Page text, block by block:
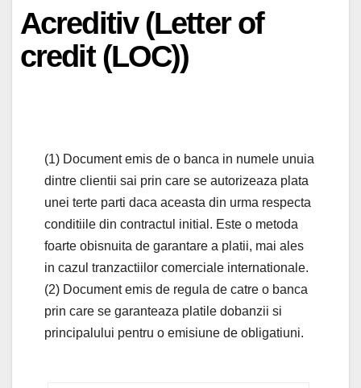
Acreditiv (Letter of
credit (LOC))
(1) Document emis de o banca in numele unuia
dintre clientii sai prin care se autorizeaza plata
unei terte parti daca aceasta din urma respecta
conditiile din contractul initial. Este o metoda
foarte obisnuita de garantare a platii, mai ales
in cazul tranzactiilor comerciale internationale.
(2) Document emis de regula de catre o banca
prin care se garanteaza platile dobanzii si
principalului pentru o emisiune de obligatiuni.